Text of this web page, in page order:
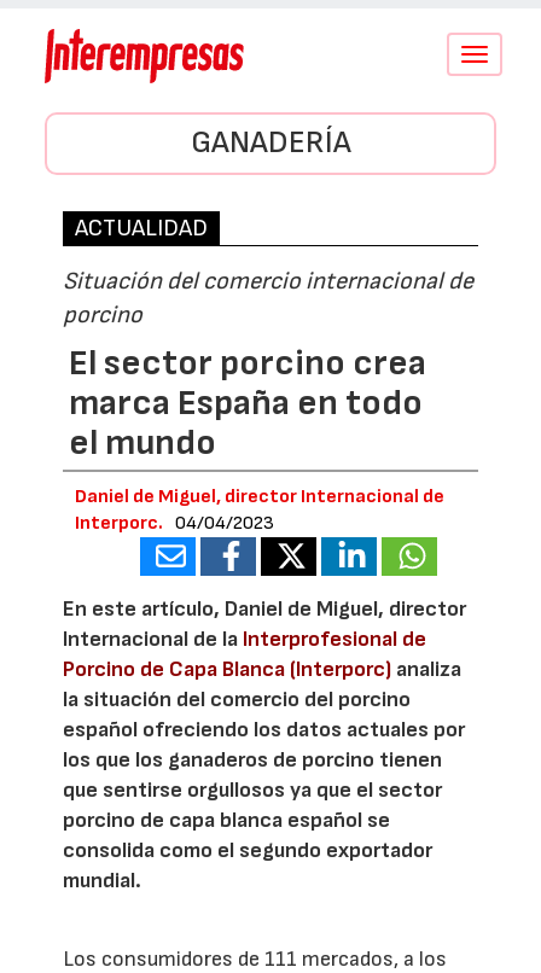
Conmutar
GANADERÍA
ACTUALIDAD
Situación del comercio internacional de
porcino
El sector porcino crea
marca España en todo
el mundo
Daniel de Miguel, director Internacional de
Interporc.
04/04/2023
En este artículo, Daniel de Miguel, director
Internacional de la Interprofesional de
Porcino de Capa Blanca (Interporc) analiza
la situación del comercio del porcino
español ofreciendo los datos actuales por
los que los ganaderos de porcino tienen
que sentirse orgullosos ya que el sector
porcino de capa blanca español se
consolida como el segundo exportador
mundial.
Los consumidores de 111 mercados, a los